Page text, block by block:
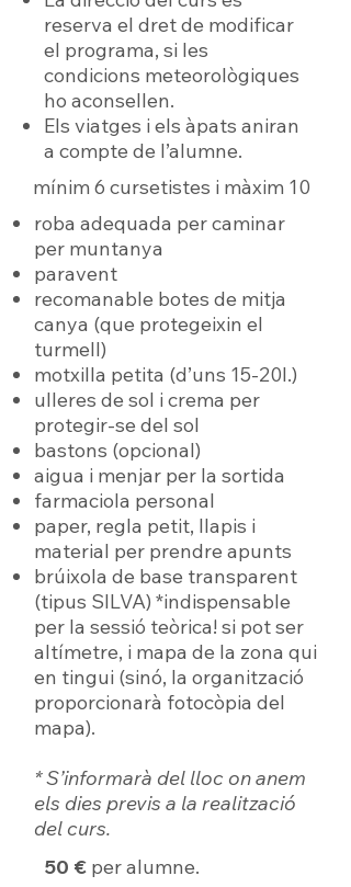
reserva el dret de modificar
el programa, si les
condicions meteorològiques
ho aconsellen.
Els viatges i els àpats aniran
a compte de l’alumne.
mínim 6 cursetistes i màxim 10
roba adequada per caminar
per muntanya
paravent
recomanable botes de mitja
canya (que protegeixin el
turmell)
motxilla petita (d’uns 15-20l.)
ulleres de sol i crema per
protegir-se del sol
bastons (opcional)
aigua i menjar per la sortida
farmaciola personal
paper, regla petit, llapis i
material per prendre apunts
brúixola de base transparent
(tipus SILVA) *indispensable
per la sessió teòrica! si pot ser
altímetre, i mapa de la zona qui
en tingui (sinó, la organització
proporcionarà fotocòpia del
mapa).
* S’informarà del lloc on anem
els dies previs a la realització
del curs.
50 € per alumne.